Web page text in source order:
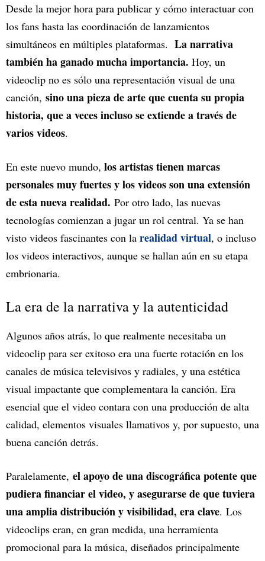
Desde la mejor hora para publicar y cómo interactuar con
los fans hasta las coordinación de lanzamientos
simultáneos en múltiples plataformas. La narrativa
también ha ganado mucha importancia. Hoy, un
videoclip no es sólo una representación visual de una
canción, sino una pieza de arte que cuenta su propia
historia, que a veces incluso se extiende a través de
varios videos.
En este nuevo mundo, los artistas tienen marcas
personales muy fuertes y los videos son una extensión
de esta nueva realidad. Por otro lado, las nuevas
tecnologías comienzan a jugar un rol central. Ya se han
visto videos fascinantes con la realidad virtual, o incluso
los videos interactivos, aunque se hallan aún en su etapa
embrionaria.
La era de la narrativa y la autenticidad
Algunos años atrás, lo que realmente necesitaba un
videoclip para ser exitoso era una fuerte rotación en los
canales de música televisivos y radiales, y una estética
visual impactante que complementara la canción. Era
esencial que el video contara con una producción de alta
calidad, elementos visuales llamativos y, por supuesto, una
buena canción detrás.
Paralelamente, el apoyo de una discográfica potente que
pudiera financiar el video, y asegurarse de que tuviera
una amplia distribución y visibilidad, era clave. Los
videoclips eran, en gran medida, una herramienta
promocional para la música, diseñados principalmente